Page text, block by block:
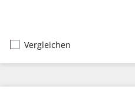
Vergleichen